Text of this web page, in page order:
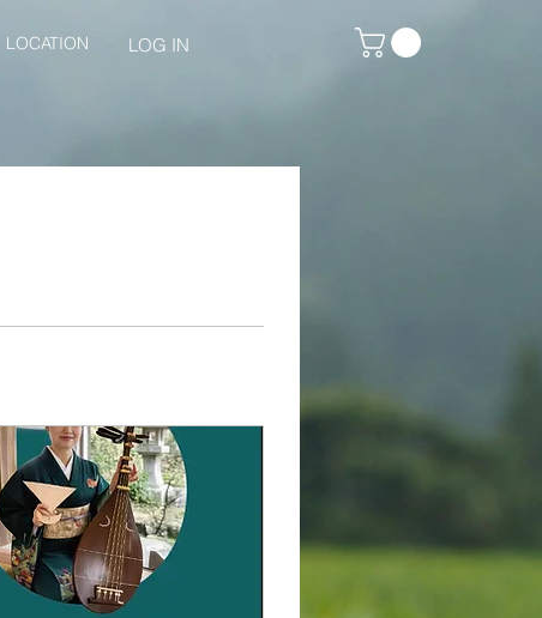
LOCATION LOG IN